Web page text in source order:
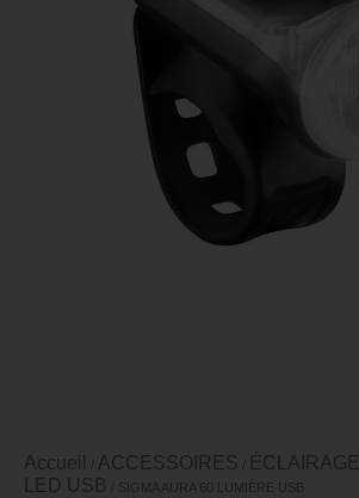
Accueil ACCESSOIRES ÉCLAIRAGE
LED USB
/ SIGMA AURA 60 LUMIÈRE USB